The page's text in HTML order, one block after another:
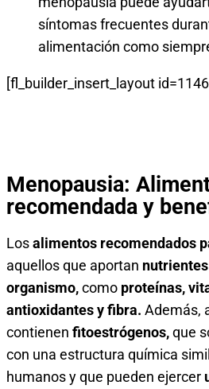
síntomas frecuentes
alimentación como
[fl_builder_insert_layout
Menopausia:
recomendada y
Losalimentos recomendados
aquellos que aportan
organismo,como proteínas,
antioxidantes y fibra. Además,
contienen fitoestrógenos,que
con una estructura química
humanos y que pueden ejercer